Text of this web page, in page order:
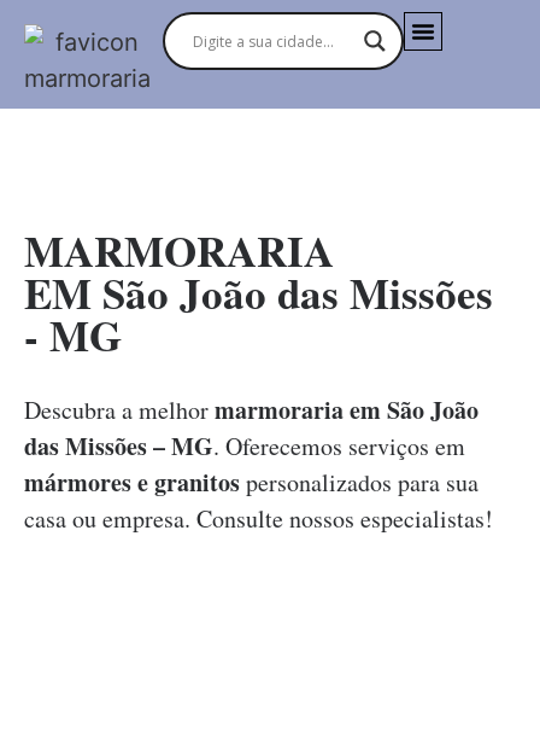
MARMORARIA
EM São João das Missões
- MG
Descubra a melhormarmoraria em São João
das Missões – MG. Oferecemos serviços em
mármores e granitospersonalizados para sua
casa ou empresa. Consulte nossos especialistas!